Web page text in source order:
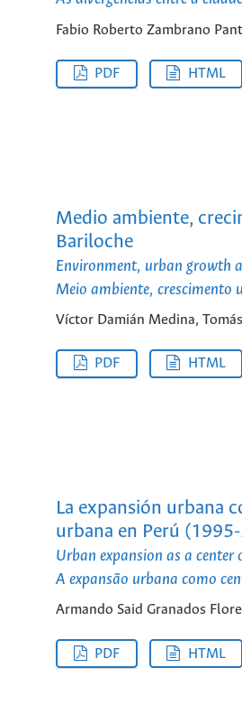
Fabio Roberto Zambrano
PDF HTML
Medio ambiente,
Bariloche
Environment, urban growth
Meio ambiente, crescimento
Víctor Damián Medina,
PDF HTML
La expansión urbana
urbana en Perú
Urban expansion as a
A expansão urbana como
Armando Said Granados
PDF HTML